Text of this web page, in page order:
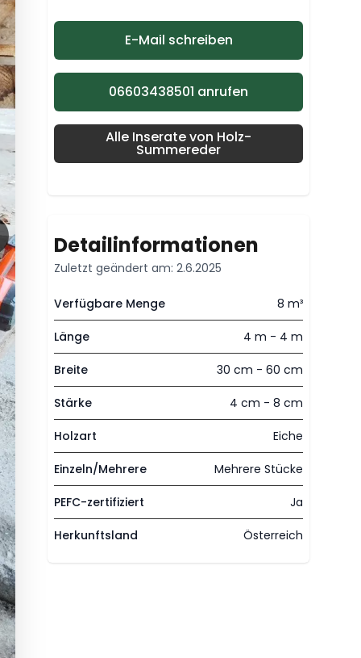
E-Mail schreiben
06603438501 anrufen
Alle Inserate von Holz-
Summereder
Detailinformationen
Zuletzt geändert am: 2.6.2025
Verfügbare Menge 8 m³
Länge 4 m - 4 m
Breite 30 cm - 60 cm
Stärke 4 cm - 8 cm
Holzart Eiche
Einzeln/Mehrere Mehrere Stücke
PEFC-zertifiziert Ja
Herkunftsland Österreich